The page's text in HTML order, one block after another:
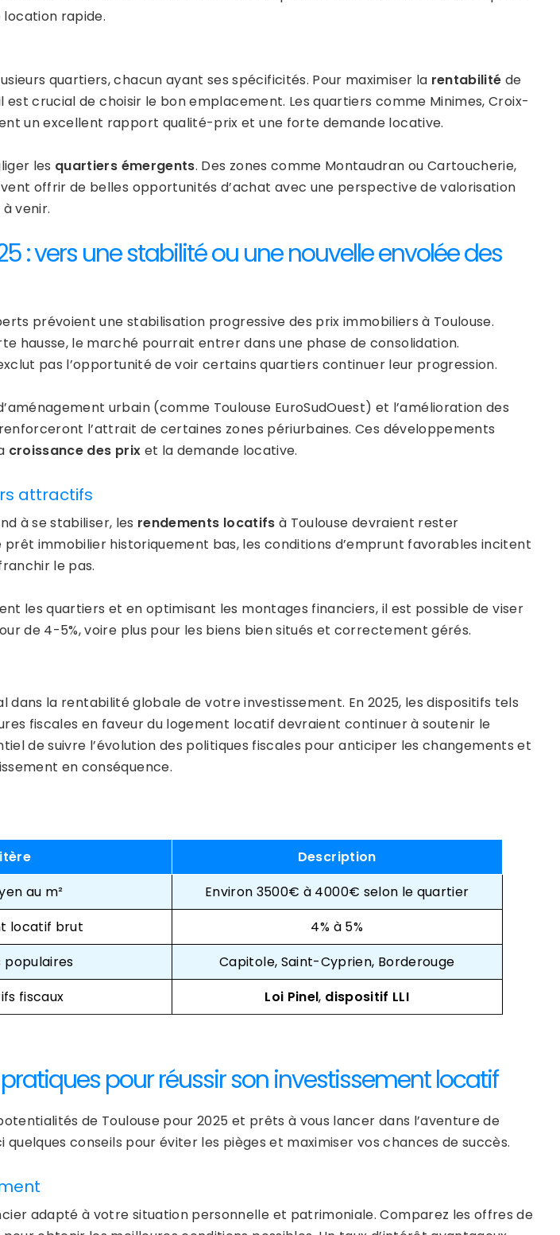
location rapide.
quartiers, chacun ayant ses spécificités. Pour maximiser la rentabilité de
crucial de choisir le bon emplacement. Les quartiers comme Minimes, Croix-
un excellent rapport qualité-prix et une forte demande locative.
les quartiers émergents. Des zones comme Montaudran ou Cartoucherie,
offrir de belles opportunités d’achat avec une perspective de valorisation
venir.
: vers une stabilité ou une nouvelle envolée des
prévoient une stabilisation progressive des prix immobiliers à Toulouse.
hausse, le marché pourrait entrer dans une phase de consolidation.
pas l’opportunité de voir certains quartiers continuer leur progression.
urbain (comme Toulouse EuroSudOuest) et l’amélioration des
l’attrait de certaines zones périurbaines. Ces développements
croissance des prix et la demande locative.
attractifs
à se stabiliser, les rendements locatifs à Toulouse devraient rester
immobilier historiquement bas, les conditions d’emprunt favorables incitent
le pas.
les quartiers et en optimisant les montages financiers, il est possible de viser
de 4-5%, voire plus pour les biens bien situés et correctement gérés.
dans la rentabilité globale de votre investissement. En 2025, les dispositifs tels
fiscales en faveur du logement locatif devraient continuer à soutenir le
de suivre l’évolution des politiques fiscales pour anticiper les changements et
en conséquence.
Description
au m²
Environ 3500€ à 4000€ selon le quartier
locatif brut
4% à 5%
populaires
Capitole, Saint-Cyprien, Borderouge
fiscaux
Loi Pinel, dispositif LLI
pour réussir son investissement locatif
de Toulouse pour 2025 et prêts à vous lancer dans l’aventure de
quelques conseils pour éviter les pièges et maximiser vos chances de succès.
adapté à votre situation personnelle et patrimoniale. Comparez les offres de